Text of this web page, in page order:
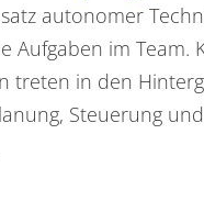
autonomer
Aufgaben im Team.
treten in den
Steuerung